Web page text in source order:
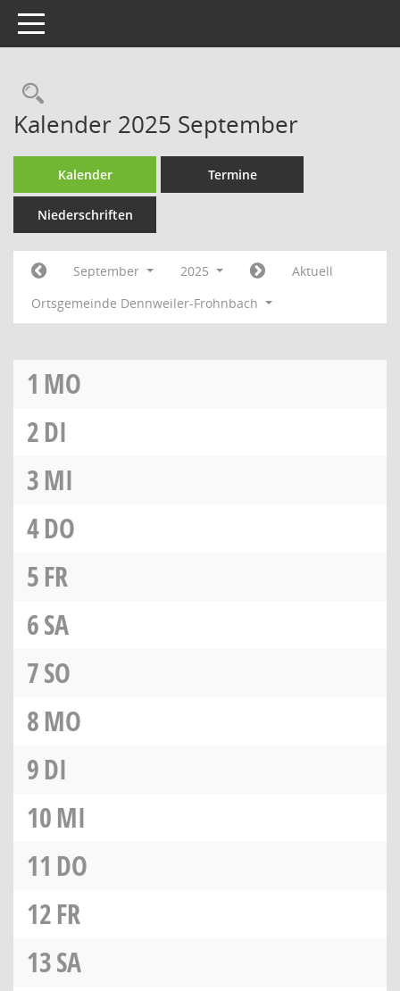
Toggle navigation
Rechercheauswahl
Kalender 2025 September
Kalender Termine
Niederschriften
September 2025
Aktuell
Ortsgemeinde Dennweiler-Frohnbach
1 MO
2DI
3MI
4DO
5FR
6SA
7SO
8MO
9DI
10MI
11 DO
12FR
13SA